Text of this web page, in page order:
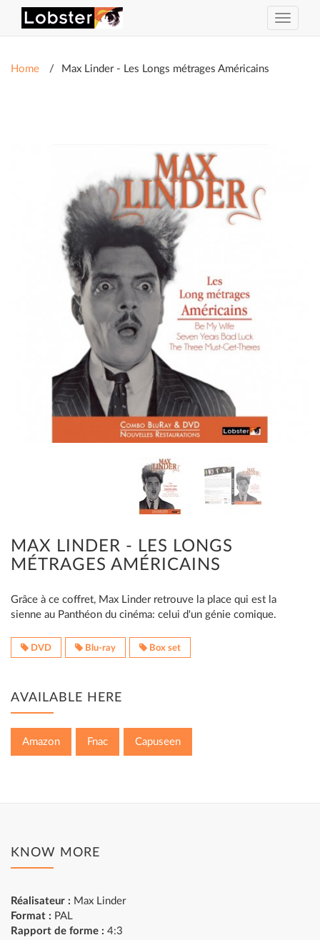
Toggle
Home Max Linder - Les Longs métrages Américains
MAX LINDER - LES LONGS
MÉTRAGES AMÉRICAINS
Grâce à ce coffret, Max Linder retrouve la place qui est la
sienne au Panthéon du cinéma: celui d'un génie comique.
DVD Blu-ray Box set
AVAILABLE HERE
Amazon Fnac Capuseen
KNOW MORE
Réalisateur : Max Linder
Format : PAL
Rapport de forme : 4:3